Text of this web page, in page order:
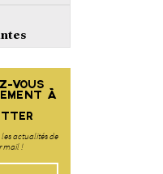
VOUS
À
les actualités de
mail !